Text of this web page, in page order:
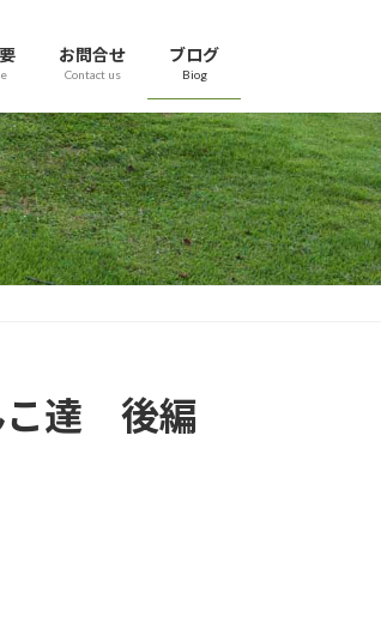
お問合せ
Contact us
ブログ
Biog
こ達 後編